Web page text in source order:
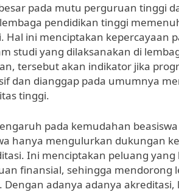
pada mutu perguruan tinggi
pendidikan tinggi
ini menciptakan kepercayaan
studi yang dilaksanakan di
tersebut akan indikator jika
dan dianggap pada umumnya
tinggi.
pada kemudahan
hanya mengulurkan dukungan
Ini menciptakan peluang
finansial, sehingga mendorong
adanya adanya akreditasi,